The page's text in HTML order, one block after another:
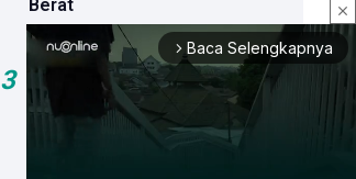
close
arrow_forward_ios Baca Selengkapnya
Berat
Pertanggungjawabannya
3
Sejumlah Bakal Calon Ketua
Umum PBNU Hadiri
Peluncuran Buku Kiai Ma'ruf